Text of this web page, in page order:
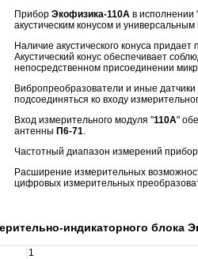
Прибор Экофизика-110А в исполнении
акустическим конусом и
Наличие акустического конуса
Акустический конус обеспечивает
непосредственном присоединении
Вибропреобразователи и иные
подсоединяться ко входу
Вход измерительного модуля "110А"
антенны П6-71.
Частотный диапазон измерений
Расширение измерительных
цифровых измерительных
индикаторного блока
1